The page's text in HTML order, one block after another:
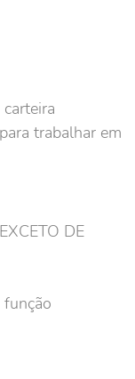
trabalhar em
DE